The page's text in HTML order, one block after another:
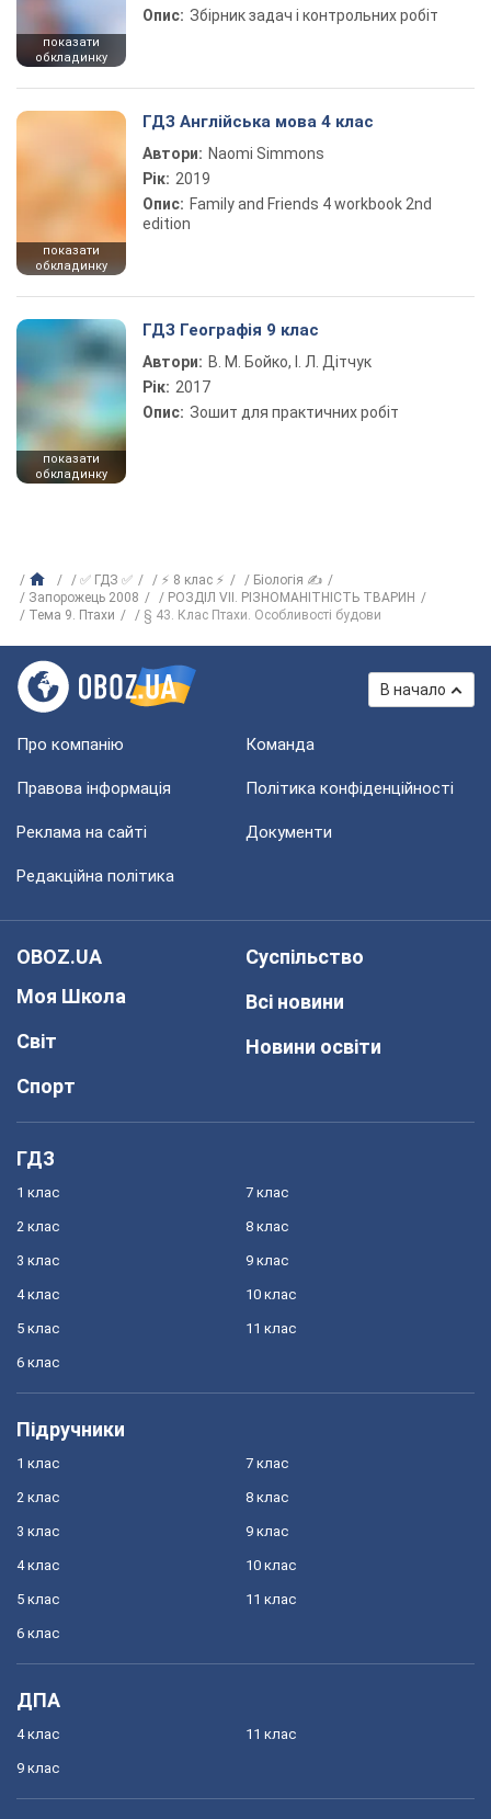
показати
обкладинку
Опис: Збірник задач і контрольних робіт
показати
обкладинку
ГДЗ Англійська мова 4 клас
Автори: Naomi Simmons
Рік: 2019
Опис: Family and Friends 4 workbook 2nd
edition
показати
обкладинку
ГДЗ Географія 9 клас
Автори: В. М. Бойко, І. Л. Дітчук
Рік: 2017
Опис: Зошит для практичних робіт
✅ ГДЗ ✅ ⚡ 8 клас ⚡
Біологія ✍
Запорожець 2008
РОЗДІЛ VII. РІЗНОМАНІТНІСТЬ ТВАРИН
Тема 9. Птахи
§ 43. Клас Птахи. Особливості будови
В начало
Про компанію Команда
Правова інформація Політика конфіденційності
Реклама на сайті Документи
Редакційна політика
OBOZ.UA
Моя Школа
Світ
Спорт
Суспільство
Всі новини
Новини освіти
ГДЗ
1 клас
2 клас
3 клас
4 клас
5 клас
6 клас
7 клас
8 клас
9 клас
10 клас
11 клас
Підручники
1 клас
2 клас
3 клас
4 клас
5 клас
6 клас
7 клас
8 клас
9 клас
10 клас
11 клас
ДПА
4 клас
9 клас
11 клас